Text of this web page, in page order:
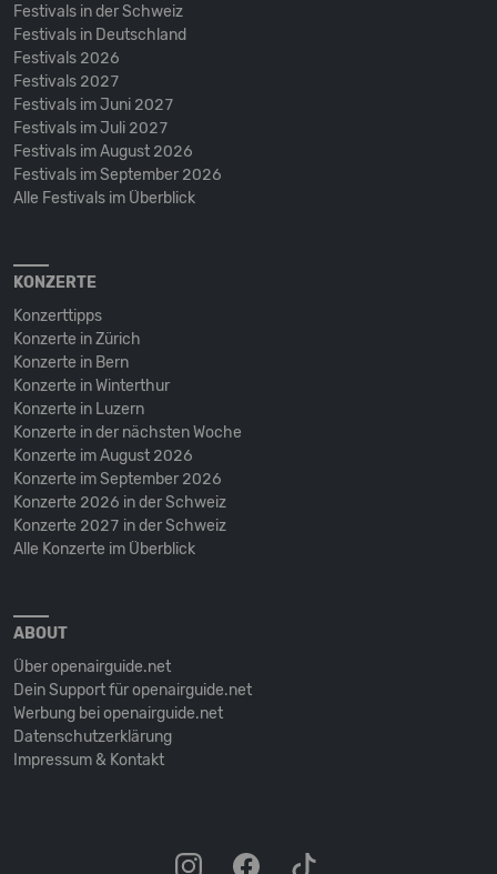
Festivals in der Schweiz
Festivals in Deutschland
Festivals 2026
Festivals 2027
Festivals im Juni 2027
Festivals im Juli 2027
Festivals im August 2026
Festivals im September 2026
Alle Festivals im Überblick
KONZERTE
Konzerttipps
Konzerte in Zürich
Konzerte in Bern
Konzerte in Winterthur
Konzerte in Luzern
Konzerte in der nächsten Woche
Konzerte im August 2026
Konzerte im September 2026
Konzerte 2026 in der Schweiz
Konzerte 2027 in der Schweiz
Alle Konzerte im Überblick
ABOUT
Über openairguide.net
Dein Support für openairguide.net
Werbung bei openairguide.net
Datenschutz­erklärung
Impressum & Kontakt